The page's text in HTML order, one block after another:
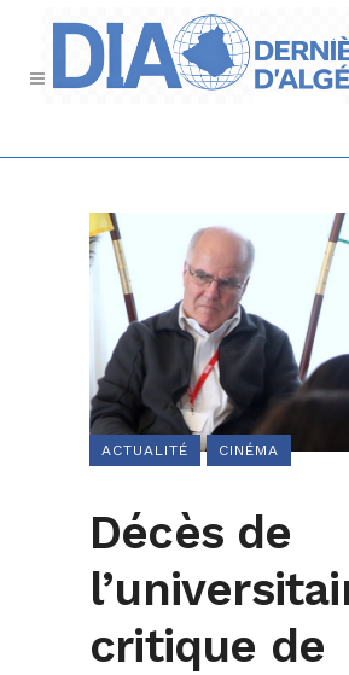
ACTUALITÉ CINÉMA
Décès de
critique de